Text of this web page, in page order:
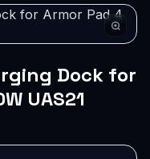
Dock for
UAS21